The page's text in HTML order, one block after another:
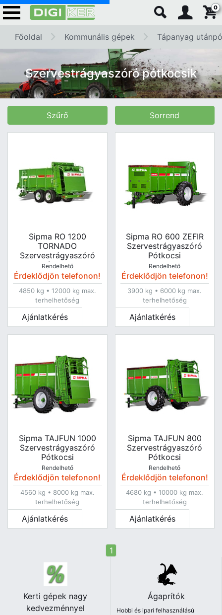
0
Főoldal Kommunális gépek Tápanyag
Szervestrágyaszóró pótkocsik
Szűrő Sorrend
Sipma RO 1200
TORNADO
Szervestrágyaszóró
Pótkocsi
Rendelhető
Érdeklődjön telefonon!
4850 kg • 12000 kg max.
terhelhetőség
Ajánlatkérés
Sipma RO 600 ZEFIR
Szervestrágyaszóró
Pótkocsi
Rendelhető
Érdeklődjön telefonon!
3900 kg • 6000 kg max.
terhelhetőség
Ajánlatkérés
Sipma TAJFUN 1000
Szervestrágyaszóró
Pótkocsi
Rendelhető
Érdeklődjön telefonon!
4560 kg • 8000 kg max.
terhelhetőség
Ajánlatkérés
Sipma TAJFUN 800
Szervestrágyaszóró
Pótkocsi
Rendelhető
Érdeklődjön telefonon!
4680 kg • 10000 kg max.
terhelhetőség
Ajánlatkérés
1
Kerti gépek nagy
kedvezménnyel
Ágaprítók
Hobbi és ipari felhasználású